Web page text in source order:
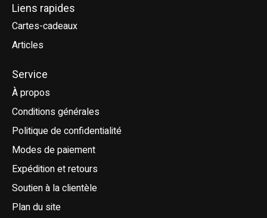
Liens rapides
Cartes-cadeaux
Articles
Service
À propos
Conditions générales
Politique de confidentialité
Modes de paiement
Expédition et retours
Soutien à la clientèle
Plan du site